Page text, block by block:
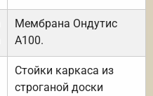
Мембрана Ондутис
А100.
Стойки каркаса из
строганой доски